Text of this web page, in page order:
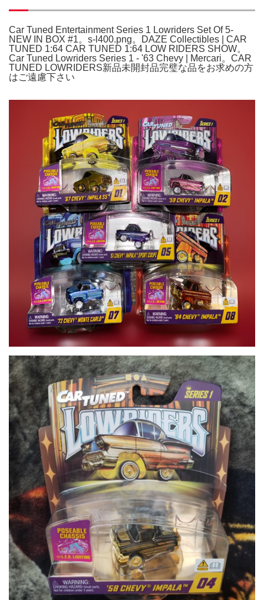
Car Tuned Entertainment Series 1 Lowriders Set Of 5-
NEW IN BOX #1。s-l400.png。DAZE Collectibles | CAR
TUNED 1:64 CAR TUNED 1:64 LOW RIDERS SHOW。
Car Tuned Lowriders Series 1 - '63 Chevy | Mercari。CAR
TUNED LOWRIDERS新品未開封品完璧な品をお求めの方
はご遠慮下さい